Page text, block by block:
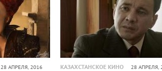
28 АПРЕЛЯ, 2016 КАЗАХСТАНСКОЕ КИНО 28 АПРЕЛЯ,